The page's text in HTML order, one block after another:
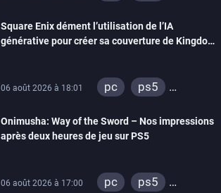
Square Enix dément l’utilisation de l’IA
générative pour créer sa couverture de Kingdom
06 août 2026 à 18:01 pc
ps5
switch 2
Onimusha: Way of the Sword – Nos impressions
après deux heures de jeu sur PS5
06 août 2026 à 17:00 pc
ps5